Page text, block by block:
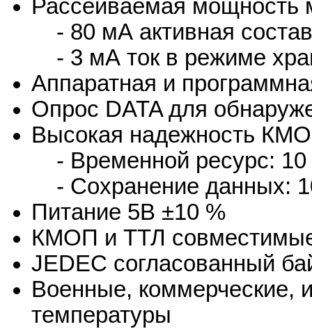
Рассеиваемая мощность
- 80 мА активная
- 3 мА ток в режиме
Аппаратная и
Опрос DATA для
Высокая надежность
- Временной ресурс: 10
- Сохранение данных:
Питание 5В ±10 %
КМОП и ТТЛ
JEDEC согласованный
Военные,
температуры